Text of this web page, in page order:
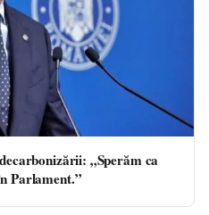
„Sperăm ca
Parlament.”